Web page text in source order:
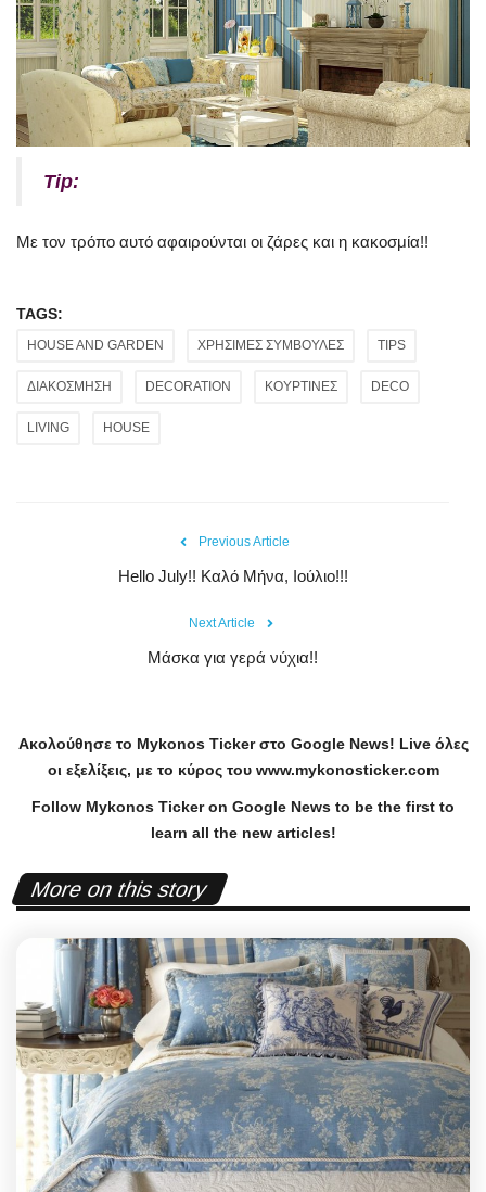
Tip:
Με τον τρόπο αυτό αφαιρούνται οι ζάρες και η κακοσμία!!
TAGS:
HOUSE AND GARDEN ΧΡΗΣΙΜΕΣ ΣΥΜΒΟΥΛΕΣ TIPS
ΔΙΑΚΟΣΜΗΣΗ DECORATION ΚΟΥΡΤΙΝΕΣ DECO
LIVING HOUSE
Previous Article
Hello July!! Καλό Μήνα, Ιούλιο!!!
Next Article
Μάσκα για γερά νύχια!!
Ακολούθησε το Mykonos Tickerστο Google News! Liveόλες
οι εξελίξεις, με το κύρος του www.mykonosticker.com
Follow Mykonos Ticker on Google News to be the first to
learn all the new articles!
More on this story